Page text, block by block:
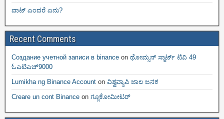
ವಾಟ್ ಎಂದರೆ ಏನು?
Recent Comments
Создание учетной записи в binance on ಥೋಮ್ಸನ್ ಸ್ಮಾರ್ಟ್‌ ಟಿವಿ 49
ಓಎಟಿಎಚ್9000
Lumikha ng Binance Account on ವಿಶ್ವವ್ಯಾಪಿ ಜಾಲ ಜನಕ
Creare un cont Binance on ಗ್ಲೂಕೋಮೀಟರ್